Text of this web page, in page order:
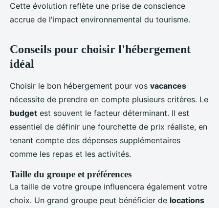
Cette évolution reflète une prise de conscience
accrue de l'impact environnemental du tourisme.
Conseils pour choisir l'hébergement
idéal
Choisir le bon hébergement pour vos vacances
nécessite de prendre en compte plusieurs critères. Le
budget est souvent le facteur déterminant. Il est
essentiel de définir une fourchette de prix réaliste, en
tenant compte des dépenses supplémentaires
comme les repas et les activités.
Taille du groupe et préférences
La taille de votre groupe influencera également votre
choix. Un grand groupe peut bénéficier de locations